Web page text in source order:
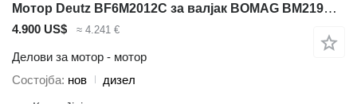
Мотор Deutz BF6M2012C за валјак BOMAG BM219D, BW219D
4.900 US$ ≈ 4.241 €
Делови за мотор - мотор
Состојба нов
дизел